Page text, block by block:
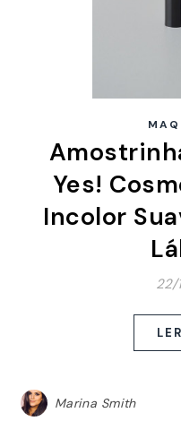
Yes!
Incolor
22/
Marina Smith